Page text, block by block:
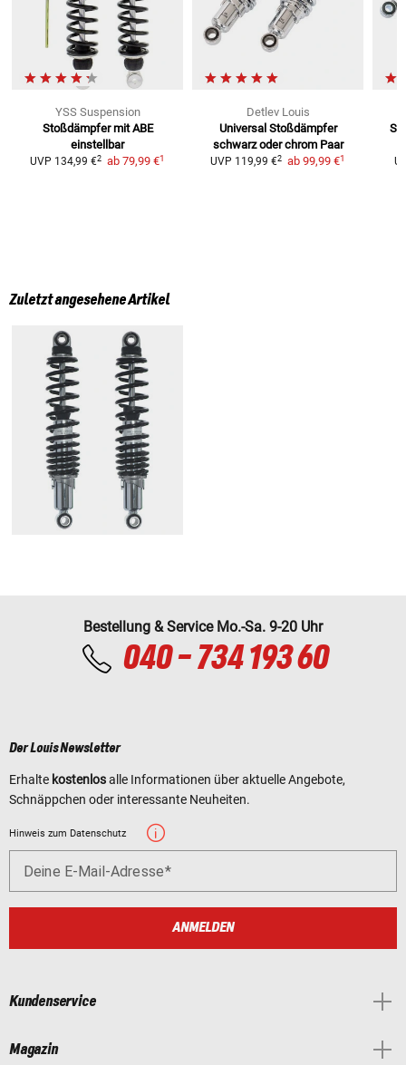
YSS Suspension
Stoßdämpfer mit ABE
einstellbar
UVP 134,99 €2 ab 79,99 €1
Detlev Louis
Universal Stoßdämpfer
schwarz oder chrom Paar
UVP 119,99 €2 ab 99,99 €1
Zuletzt angesehene Artikel
Bestellung & Service Mo.-Sa. 9-20 Uhr
040 - 734 193 60
Der Louis Newsletter
Erhalte kostenlosalle Informationen über aktuelle Angebote,
Schnäppchen oder interessante Neuheiten.
Hinweis zum Datenschutz
Deine E-Mail-Adresse
ANMELDEN
Kundenservice
Magazin